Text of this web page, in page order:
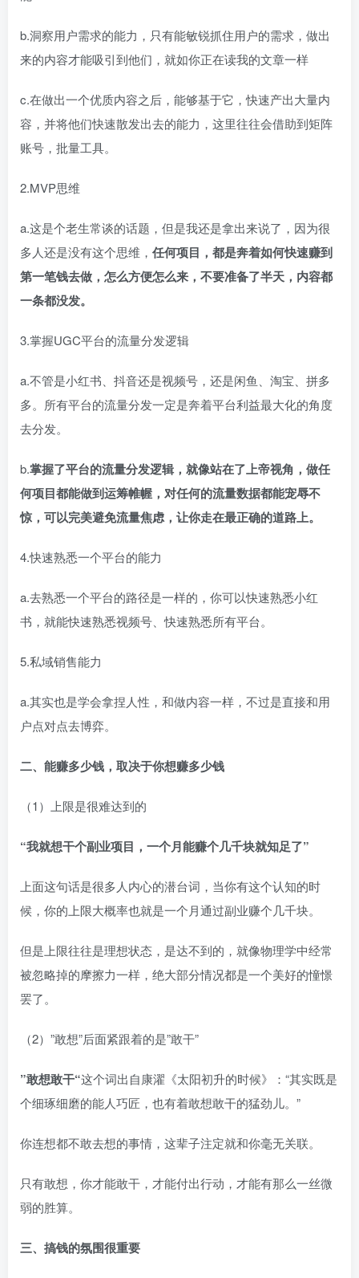
b.洞察用户需求的能力，只有能敏锐抓住用户的需求，做出
来的内容才能吸引到他们，就如你正在读我的文章一样​
c.在做出一个优质内容之后，能够基于它，快速产出大量内
容，并将他们快速散发出去的能力，这里往往会借助到矩阵
账号，批量工具。​
2.MVP思维​
a.这是个老生常谈的话题，但是我还是拿出来说了，因为很
多人还是没有这个思维， 任何项目，都是奔着如何快速赚到
第一笔钱去做，怎么方便怎么来，不要准备了半天，内容都
一条都没发。
3.掌握UGC平台的流量分发逻辑​
a.不管是小红书、抖音还是视频号，还是闲鱼、淘宝、拼多
多。所有平台的流量分发一定是奔着平台利益最大化的角度
去分发。​
b.掌握了平台的流量分发逻辑，就像站在了上帝视角，做任
何项目都能做到运筹帷幄，对任何的流量数据都能宠辱不
惊，可以完美避免流量焦虑，让你走在最正确的道路上。
4.快速熟悉一个平台的能力​
a.去熟悉一个平台的路径是一样的，你可以快速熟悉小红
书，就能快速熟悉视频号、快速熟悉所有平台。​
5.私域销售能力​
a.其实也是学会拿捏人性，和做内容一样，不过是直接和用
户点对点去博弈。​
二、能赚多少钱，取决于你想赚多少钱​
（1）上限是很难达到的​
“我就想干个副业项目，一个月能赚个几千块就知足了”
上面这句话是很多人内心的潜台词，当你有这个认知的时
候，你的上限大概率也就是一个月通过副业赚个几千块。​
但是上限往往是理想状态，是达不到的，就像物理学中经常
被忽略掉的摩擦力一样，绝大部分情况都是一个美好的憧憬
罢了。​
（2）”敢想”后面紧跟着的是”敢干”​
”敢想敢干“这个词出自康濯《太阳初升的时候》：“其实既是
个细琢细磨的能人巧匠，也有着敢想敢干的猛劲儿。”​
你连想都不敢去想的事情，这辈子注定就和你毫无关联。​
只有敢想，你才能敢干，才能付出行动，才能有那么一丝微
弱的胜算。​
三、搞钱的氛围很重要​